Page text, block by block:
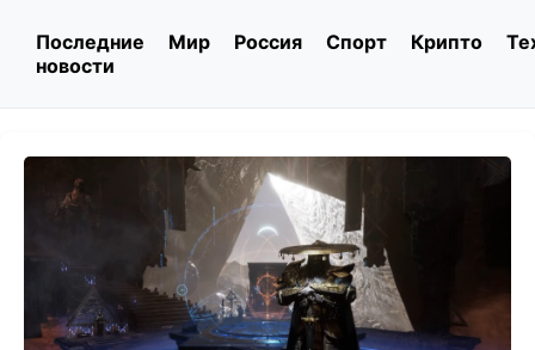
Последние
новости
Мир Россия Спорт Крипто